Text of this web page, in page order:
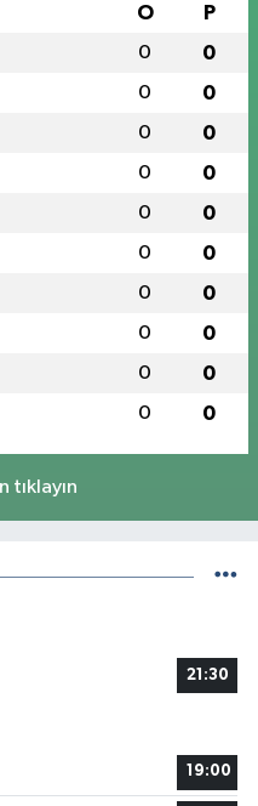
O P
0 0
0 0
0 0
0 0
0 0
0 0
0 0
0 0
0 0
0 0
tıklayın
21:30
19:00